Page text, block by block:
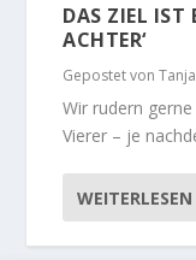
DAS ZIEL IST
ACHTER‘
Gepostet von
Wir rudern
Vierer – je
WEITERLESEN